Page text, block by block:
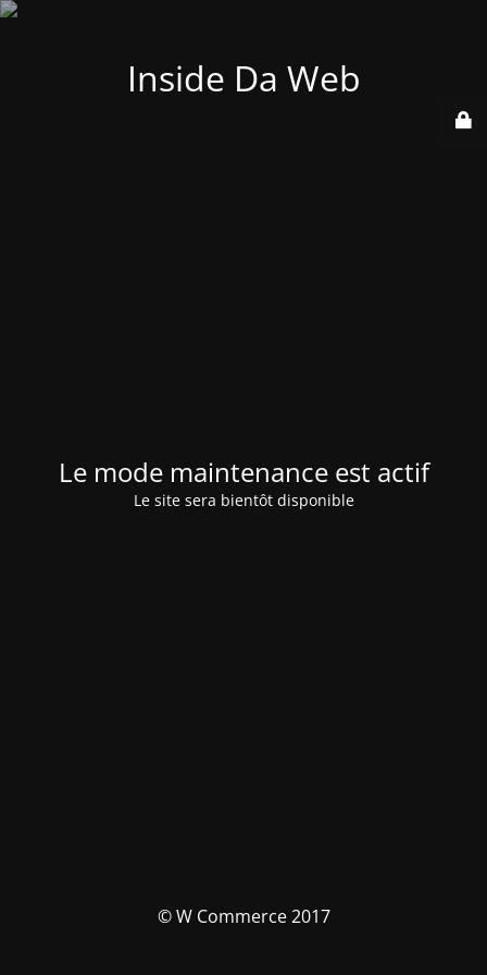
Inside Da Web
Le mode maintenance est actif
Le site sera bientôt disponible
© W Commerce 2017